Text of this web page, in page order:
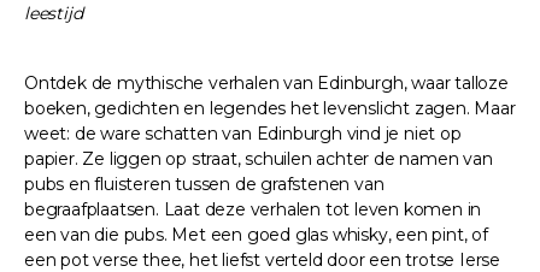
leestijd
Ontdek de mythische verhalen van Edinburgh, waar talloze
boeken, gedichten en legendes het levenslicht zagen. Maar
weet: de ware schatten van Edinburgh vind je niet op
papier. Ze liggen op straat, schuilen achter de namen van
pubs en fluisteren tussen de grafstenen van
begraafplaatsen. Laat deze verhalen tot leven komen in
een van die pubs. Met een goed glas whisky, een pint, of
een pot verse thee, het liefst verteld door een trotse Ierse